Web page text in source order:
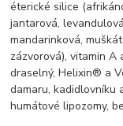
éterické silice
jantarová,
mandarinková,
zázvorová), vitamin
draselný, Helixin® a
damaru, kadidlovníku
humátové lipozomy,